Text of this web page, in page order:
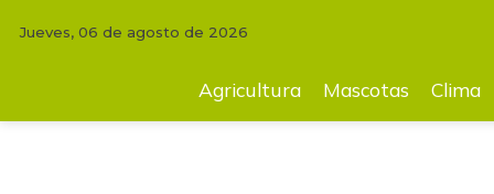
Residuos de palma africana se usarían
Jueves, 06 de agosto de 2026
Agricultura Mascotas Clima